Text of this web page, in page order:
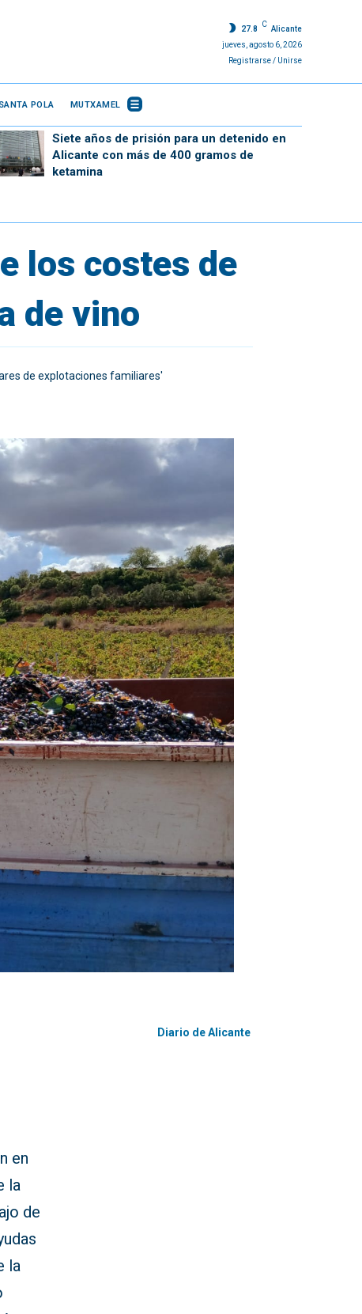
27.8
C
Alicante
jueves, agosto 6, 2026
Registrarse / Unirse
SANTA POLA MUTXAMEL
Siete años de prisión para un detenido en
Alicante con más de 400 gramos de
ketamina
los costes de
de vino
de explotaciones familiares'
Diario de Alicante
en
la
de
la